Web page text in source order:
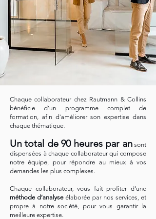
Chaque collaborateur chez Rautmann & Collins
bénéficie d’un programme complet de
formation, afin d’améliorer son expertise dans
chaque thématique.
Un total de 90 heures par ansont
dispensées à chaque collaborateur qui compose
notre équipe, pour répondre au mieux à vos
demandes les plus complexes.
Chaque collaborateur, vous fait profiter d’une
méthode d’analyse élaborée par nos services, et
propre à notre société, pour vous garantir la
meilleure expertise.